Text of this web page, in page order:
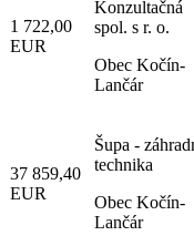
1 722,00
EUR
Konzultačná
spol. s r. o.
Obec Kočín-
Lančár
37 859,40
EUR
Šupa -
technika
Obec Kočín-
Lančár